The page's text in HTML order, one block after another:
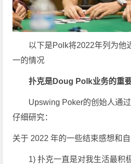
以下是Polk将2022年列为他
一的情况
扑克是Doug Polk业务的重
Upswing Poker的创始人通
仔细研究：
关于 2022 年的一些结束感想和
1) 扑克一直是对我生活最积